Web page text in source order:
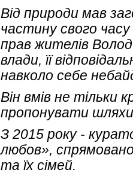
Від природи мав
частину свого
прав жителів
влади, її
навколо себе
Він вмів не
пропонувати шляхи
З 2015 року -
любов»,
та їх сімей.